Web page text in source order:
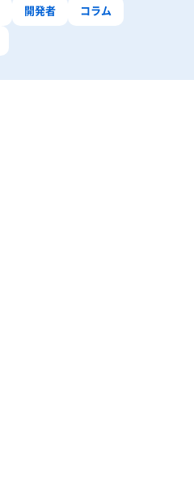
開発者 コラム